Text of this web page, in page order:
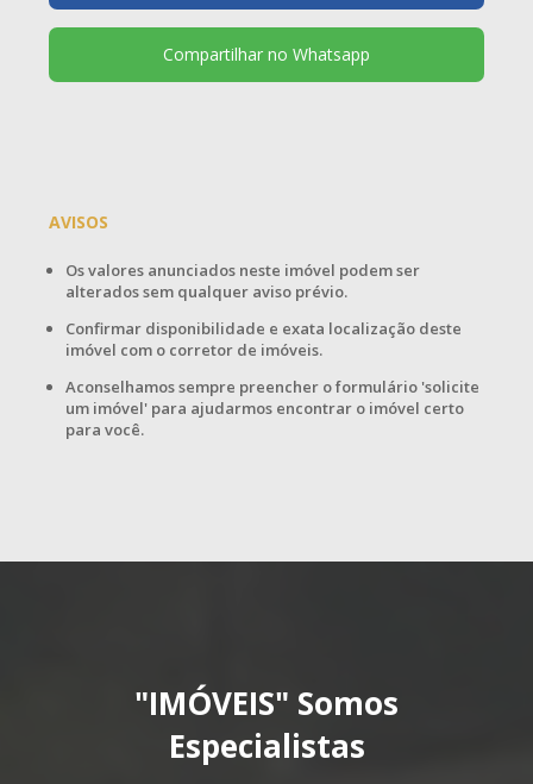
Compartilhar no Whatsapp
AVISOS
Os valores anunciados neste imóvel podem ser
alterados sem qualquer aviso prévio.
Confirmar disponibilidade e exata localização deste
imóvel com o corretor de imóveis.
Aconselhamos sempre preencher o formulário 'solicite
um imóvel' para ajudarmos encontrar o imóvel certo
para você.
"IMÓVEIS" Somos
Especialistas